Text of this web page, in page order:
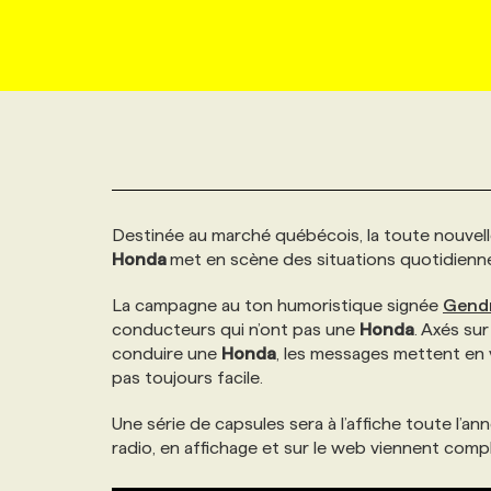
INITIATIVES NUMÉRIQUES
PRIX ET DISTINCTIONS
TENDANCES
MARKETING DURABLE
GEO/SEO
ÉVÉNEMENTIEL
NOS AUTEUR‧RICES
ANNONCEZ AVEC NOUS
PROFIL ENTREPRISE
FAQ
ANNONCEZ AVEC NOUS
PROFIL CANDIDAT
ANNONCEZ AVEC NOUS
NOS PARCOURS DE FORMATIONS
FORMATIONS PERSONNALISÉES
NOS FORMATEUR‧RICES
POURQUOI CHOISIR NOS FORMATIONS
SERVICE DE CHASSE DE TÊTE
NOS TARIFS
NOS EXPERTISES
Destinée au marché québécois, la toute
Hondamet en scène des situations
La campagne au ton humoristique signée
conducteurs qui n’ont pas une Honda . Axés
conduire une Honda , les messages mettent
pas toujours facile.
Une série de capsules sera à l’affiche toute
radio, en affichage et sur le web viennent